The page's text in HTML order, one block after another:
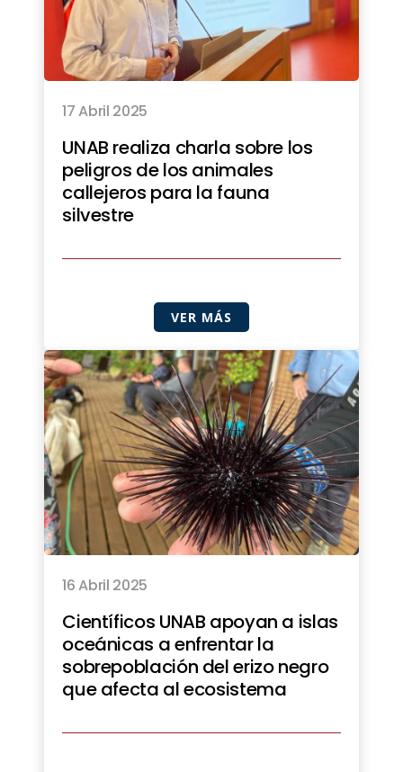
17 Abril 2025
UNAB realiza charla sobre los
peligros de los animales
callejeros para la fauna
silvestre
VER MÁS
16 Abril 2025
Científicos UNAB apoyan a islas
oceánicas a enfrentar la
sobrepoblación del erizo negro
que afecta al ecosistema